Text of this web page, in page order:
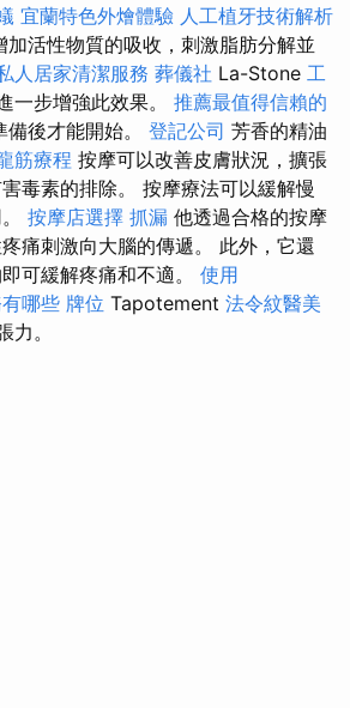
宜蘭特色外燴體驗 人工植牙技術解析
活性物質的吸收，刺激脂肪分解並
人居家清潔服務 葬儀社 La-Stone 工
一步增強此效果。 推薦最值得信賴的
後才能開始。 登記公司 芳香的精油
筋療程 按摩可以改善皮膚狀況，擴張
毒素的排除。 按摩療法可以緩解慢
按摩店選擇 抓漏 他透過合格的按摩
痛刺激向大腦的傳遞。 此外，它還
可緩解疼痛和不適。 使用
哪些 牌位 Tapotement 法令紋醫美
。